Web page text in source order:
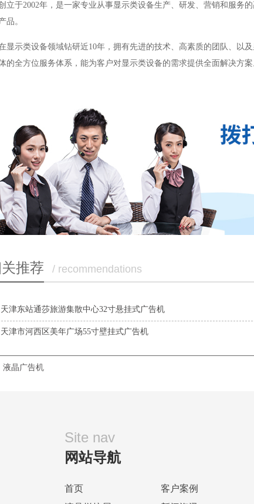
立于2002年，是一家专业从事显示类设备生产、研发、营销和服务
品。
显示类设备领域钻研近10年，拥有先进的技术、高素质的团队、以
的全方位服务体系，能为客户对显示类设备的需求提供全面解决方案
推荐 / recommendations
天津东站通莎旅游集散中心32寸悬挂式广告机
天津市河西区美年广场55寸壁挂式广告机
液晶广告机
Site nav
网站导航
首页
客户案例